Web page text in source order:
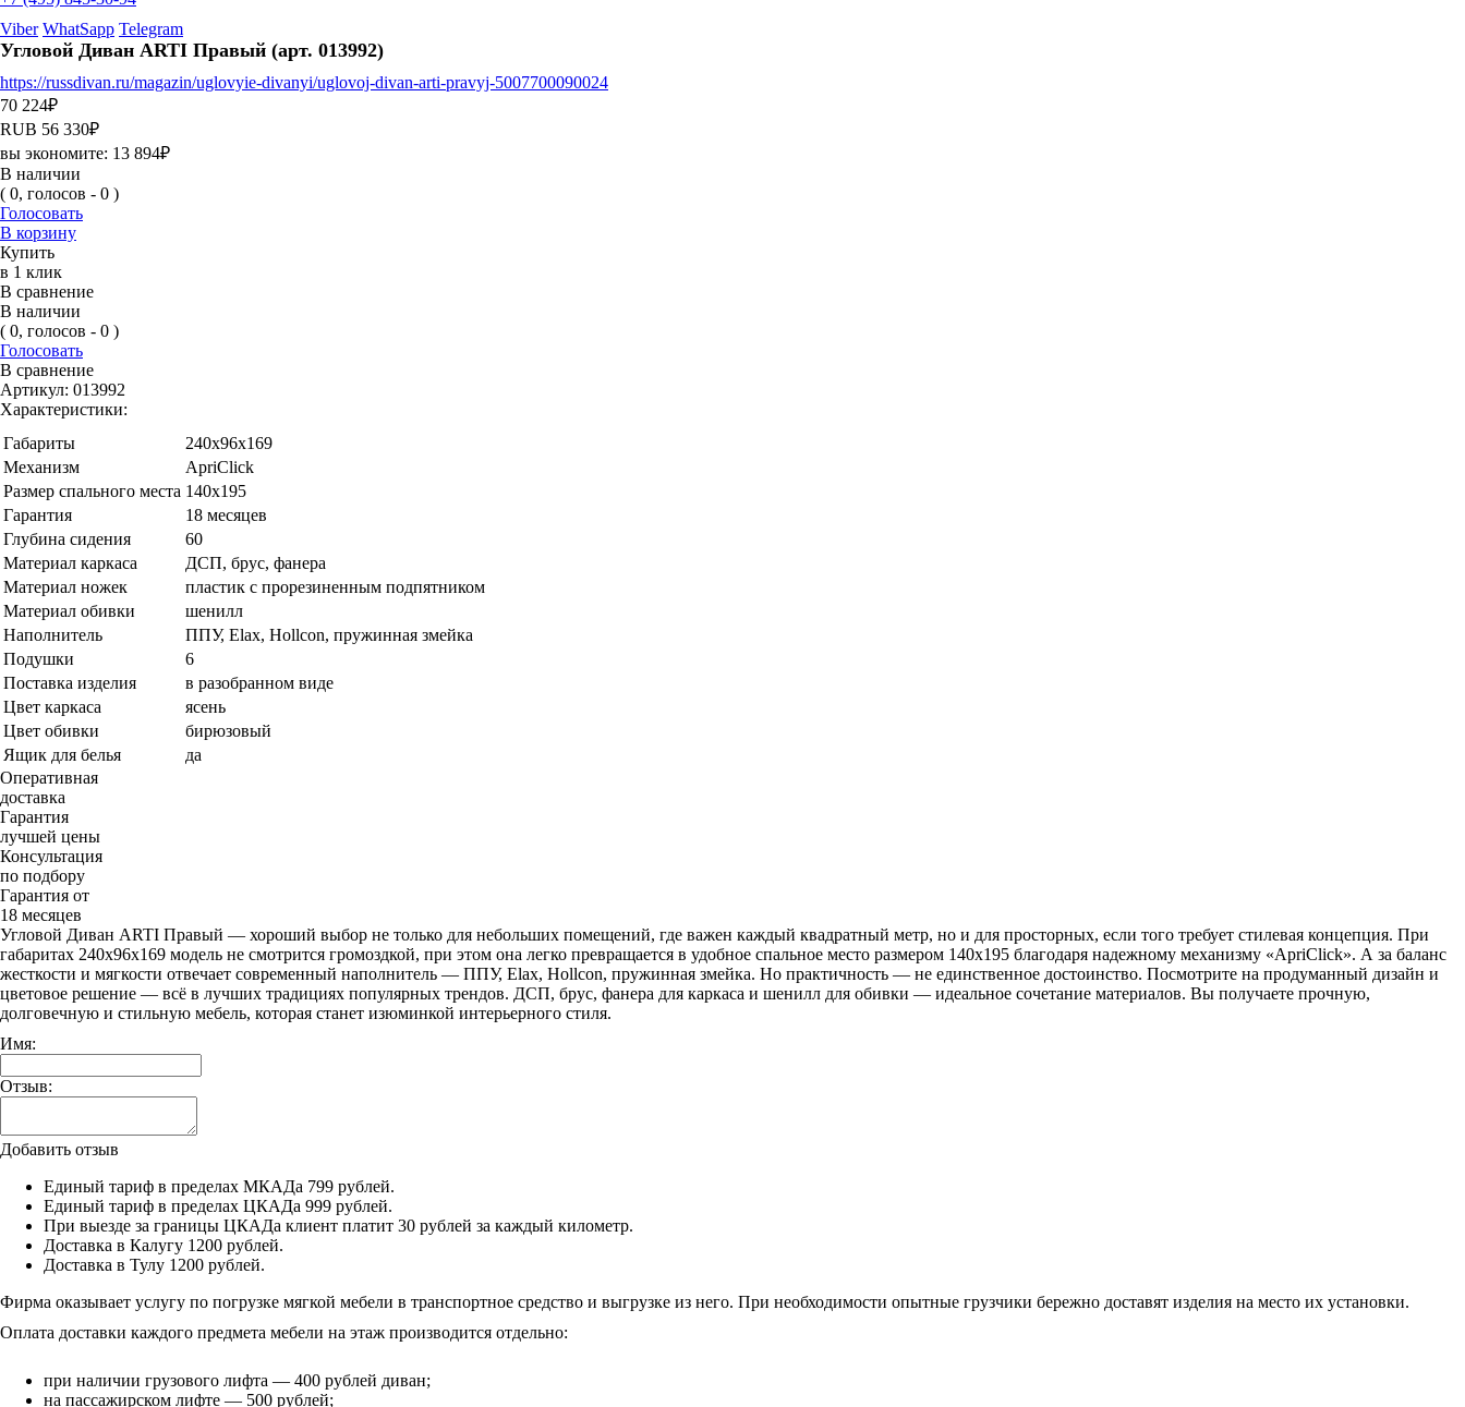
Viber WhatSapp Telegram
Угловой Диван ARTI Правый (арт. 013992)
https://russdivan.ru/magazin/uglovyie-divanyi/uglovoj-divan-arti-pravyj-5007700090024
70 224₽
RUB 56 330₽
вы экономите: 13 894₽
В наличии
( 0, голосов - 0 )
Голосовать
В корзину
Купить
в 1 клик
В сравнение
В наличии
( 0, голосов - 0 )
Голосовать
В сравнение
Артикул: 013992
Характеристики:
Габариты
240х96х169
Механизм
ApriClick
Размер спального места 140х195
Гарантия
18 месяцев
Глубина сидения
60
Материал каркаса
ДСП, брус, фанера
Материал ножек
пластик с прорезиненным подпятником
Материал обивки
шенилл
Наполнитель
ППУ, Elax, Hollcon, пружинная змейка
Подушки
6
Поставка изделия
в разобранном виде
Цвет каркаса
ясень
Цвет обивки
бирюзовый
Ящик для белья
да
Оперативная
доставка
Гарантия
лучшей цены
Консультация
по подбору
Гарантия от
18 месяцев
Угловой Диван ARTI Правый — хороший выбор не только для небольших помещений, где важен каждый квадратный метр, но и для просторных, если того требует стилевая концепция. При
габаритах 240х96х169 модель не смотрится громоздкой, при этом она легко превращается в удобное спальное место размером 140х195 благодаря надежному механизму «ApriClick». А за баланс
жесткости и мягкости отвечает современный наполнитель — ППУ, Elax, Hollcon, пружинная змейка. Но практичность — не единственное достоинство. Посмотрите на продуманный дизайн и
цветовое решение — всё в лучших традициях популярных трендов. ДСП, брус, фанера для каркаса и шенилл для обивки — идеальное сочетание материалов. Вы получаете прочную,
долговечную и стильную мебель, которая станет изюминкой интерьерного стиля.
Имя:
Отзыв:
Добавить отзыв
Единый тариф в пределах МКАДа 799 рублей.
Единый тариф в пределах ЦКАДа 999 рублей.
При выезде за границы ЦКАДа клиент платит 30 рублей за каждый километр.
Доставка в Калугу 1200 рублей.
Доставка в Тулу 1200 рублей.
Фирма оказывает услугу по погрузке мягкой мебели в транспортное средство и выгрузке из него. При необходимости опытные грузчики бережно доставят изделия на место их установки.
Оплата доставки каждого предмета мебели на этаж производится отдельно:
при наличии грузового лифта — 400 рублей диван;
на пассажирском лифте — 500 рублей;